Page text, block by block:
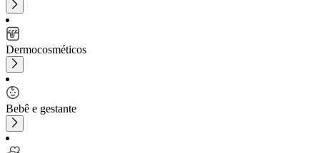
Dermocosméticos
Bebê e gestante